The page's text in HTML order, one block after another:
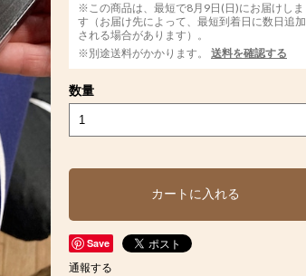
※この商品は、最短で8月9日(日)にお届けしま
す（お届け先によって、最短到着日に数日追加
される場合があります）。
※別途送料がかかります。
送料を確認する
数量
カートに入れる
Save
通報する